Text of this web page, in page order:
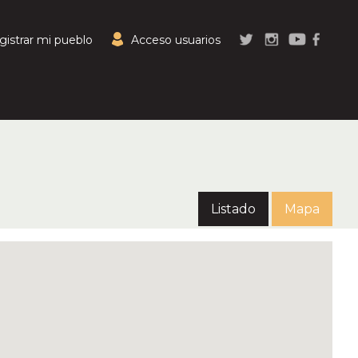
mi pueblo Acceso usuarios
Listado Mapa